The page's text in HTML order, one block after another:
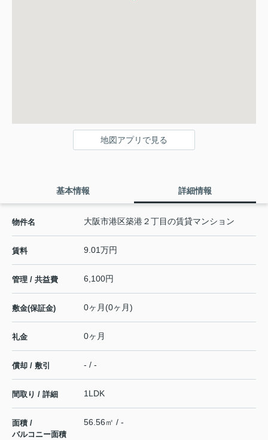
地図アプリで見る
基本情報 詳細情報
物件名 大阪市港区築港２丁目の賃貸マンション
賃料 9.01万円
管理 / 共益費 6,100円
敷金(保証金) 0ヶ月(0ヶ月)
礼金 0ヶ月
償却 / 敷引 - / -
間取り / 詳細 1LDK
面積 /
バルコニー面積
56.56㎡ / -